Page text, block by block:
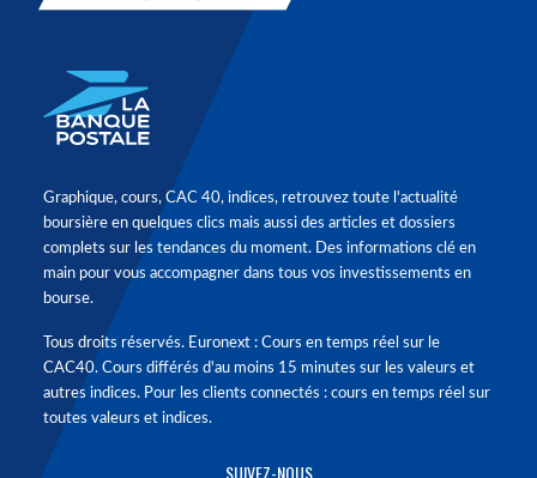
Graphique, cours, CAC 40, indices, retrouvez toute l'actualité
boursière en quelques clics mais aussi des articles et dossiers
complets sur les tendances du moment. Des informations clé en
main pour vous accompagner dans tous vos investissements en
bourse.
Tous droits réservés. Euronext : Cours en temps réel sur le
CAC40. Cours différés d'au moins 15 minutes sur les valeurs et
autres indices. Pour les clients connectés : cours en temps réel sur
toutes valeurs et indices.
SUIVEZ-NOUS